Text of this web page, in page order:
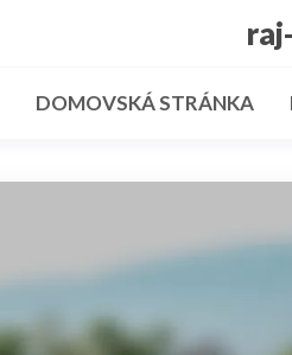
DOMOVSKÁ STRÁNKA